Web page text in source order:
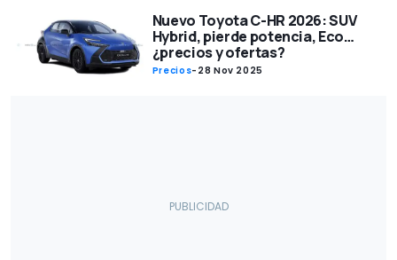
Nuevo Toyota C-HR 2026: SUV
Hybrid, pierde potencia, Eco…
¿precios y ofertas?
Precios- 28 Nov 2025